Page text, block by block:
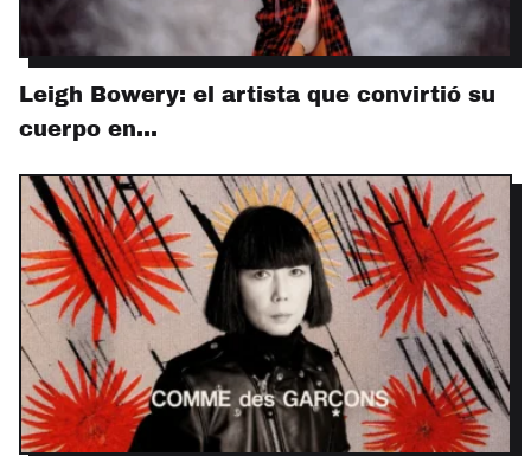
Leigh Bowery: el artista que convirtió su
cuerpo en…